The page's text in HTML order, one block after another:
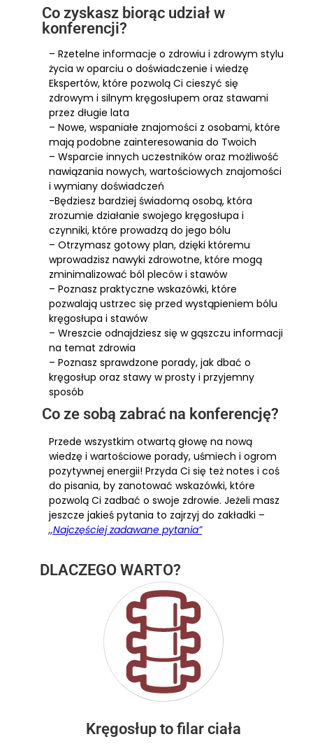
Co zyskasz biorąc udział w
konferencji?
– Rzetelne informacje o zdrowiu i zdrowym stylu
życia w oparciu o doświadczenie i wiedzę
Ekspertów, które pozwolą Ci cieszyć się
zdrowym i silnym kręgosłupem oraz stawami
przez długie lata
– Nowe, wspaniałe znajomości z osobami, które
mają podobne zainteresowania do Twoich
– Wsparcie innych uczestników oraz możliwość
nawiązania nowych, wartościowych znajomości
i wymiany doświadczeń
-Będziesz bardziej świadomą osobą, która
zrozumie działanie swojego kręgosłupa i
czynniki, które prowadzą do jego bólu
– Otrzymasz gotowy plan, dzięki któremu
wprowadzisz nawyki zdrowotne, które mogą
zminimalizować ból pleców i stawów
– Poznasz praktyczne wskazówki, które
pozwalają ustrzec się przed wystąpieniem bólu
kręgosłupa i stawów
– Wreszcie odnajdziesz się w gąszczu informacji
na temat zdrowia
– Poznasz sprawdzone porady, jak dbać o
kręgosłup oraz stawy w prosty i przyjemny
sposób
Co ze sobą zabrać na konferencję?
Przede wszystkim otwartą głowę na nową
wiedzę i wartościowe porady, uśmiech i ogrom
pozytywnej energii! Przyda Ci się też notes i coś
do pisania, by zanotować wskazówki, które
pozwolą Ci zadbać o swoje zdrowie. Jeżeli masz
jeszcze jakieś pytania to zajrzyj do zakładki –
,,Najczęściej zadawane pytania”
DLACZEGO WARTO?
Kręgosłup to filar ciała